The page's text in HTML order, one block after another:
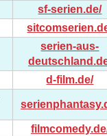
sf-serien.de/
serien-aus-
d-film.de/